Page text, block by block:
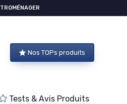
Nos TOPs produits
Tests & Avis Produits